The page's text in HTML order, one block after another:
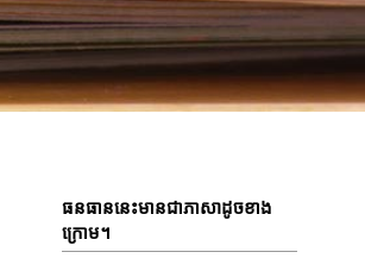
ធនធាននេះមានជាភាសាដូចខាង
ក្រោម។